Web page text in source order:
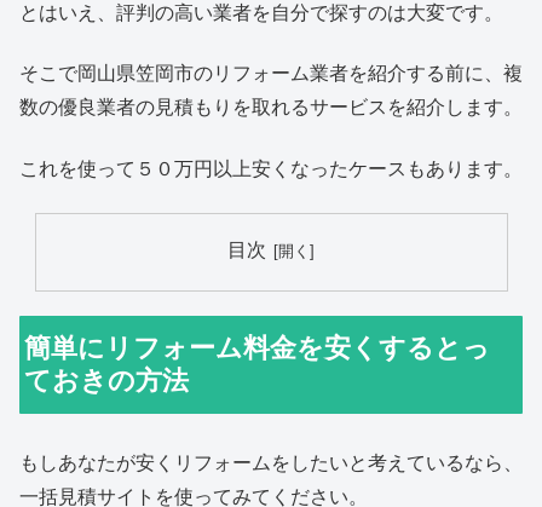
とはいえ、評判の高い業者を自分で探すのは大変です。
そこで岡山県笠岡市のリフォーム業者を紹介する前に、複
数の優良業者の見積もりを取れるサービスを紹介します。
これを使って５０万円以上安くなったケースもあります。
目次
簡単にリフォーム料金を安くするとっ
ておきの方法
もしあなたが安くリフォームをしたいと考えているなら、
一括見積サイトを使ってみてください。